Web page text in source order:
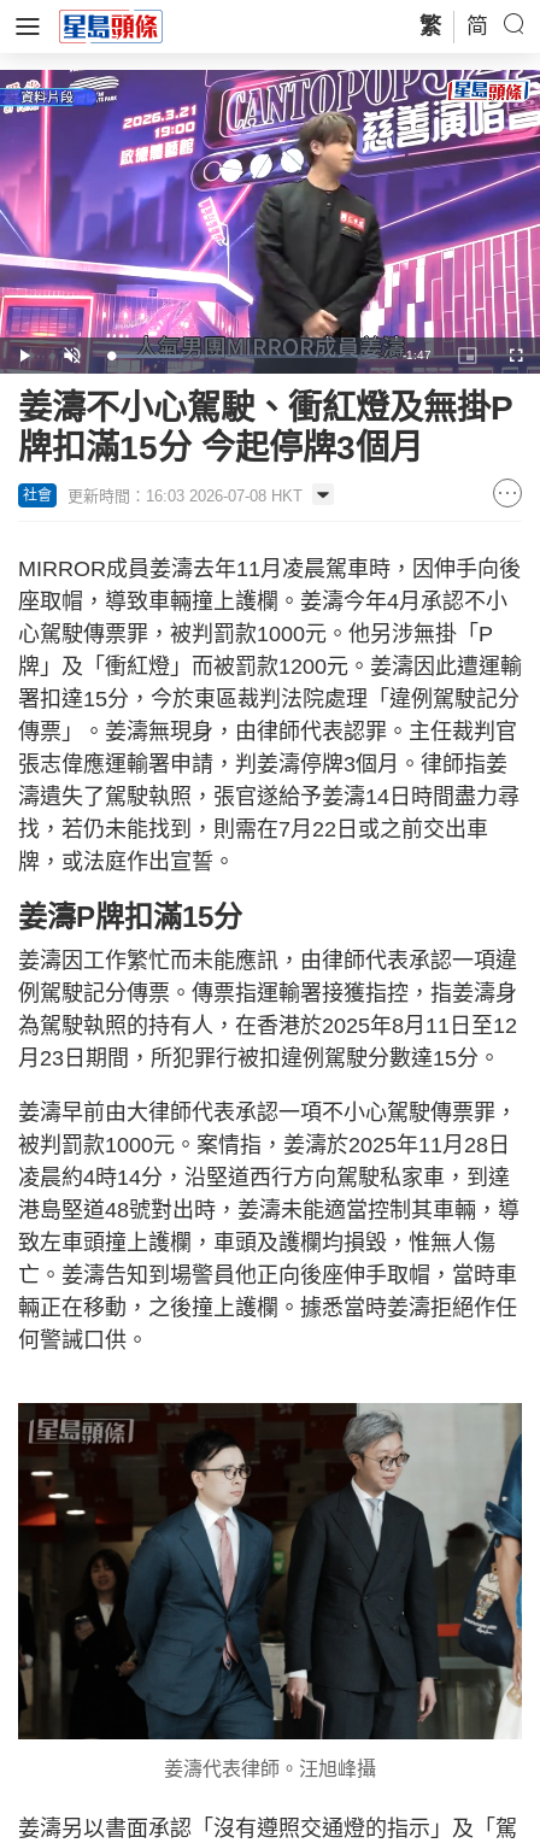
繁 简
Play Unmute Loaded:
27.59%
Remaining
Time
-1:47
Picture-
in-
姜濤不小心駕駛、衝紅燈及無掛P
牌扣滿15分 今起停牌3個月
社會 更新時間：16:03 2026-07-08 HKT
MIRROR成員姜濤去年11月凌晨駕車時，因伸手向後
座取帽，導致車輛撞上護欄。姜濤今年4月承認不小
心駕駛傳票罪，被判罰款1000元。他另涉無掛「P
牌」及「衝紅燈」而被罰款1200元。姜濤因此遭運輸
署扣達15分，今於東區裁判法院處理「違例駕駛記分
傳票」。姜濤無現身，由律師代表認罪。主任裁判官
張志偉應運輸署申請，判姜濤停牌3個月。律師指姜
濤遺失了駕駛執照，張官遂給予姜濤14日時間盡力尋
找，若仍未能找到，則需在7月22日或之前交出車
牌，或法庭作出宣誓。
姜濤P牌扣滿15分
姜濤因工作繁忙而未能應訊，由律師代表承認一項違
例駕駛記分傳票。傳票指運輸署接獲指控，指姜濤身
為駕駛執照的持有人，在香港於2025年8月11日至12
月23日期間，所犯罪行被扣違例駕駛分數達15分。
姜濤早前由大律師代表承認一項不小心駕駛傳票罪，
被判罰款1000元。案情指，姜濤於2025年11月28日
凌晨約4時14分，沿堅道西行方向駕駛私家車，到達
港島堅道48號對出時，姜濤未能適當控制其車輛，導
致左車頭撞上護欄，車頭及護欄均損毀，惟無人傷
亡。姜濤告知到場警員他正向後座伸手取帽，當時車
輛正在移動，之後撞上護欄。據悉當時姜濤拒絕作任
何警誡口供。
姜濤代表律師。汪旭峰攝
姜濤另以書面承認「沒有遵照交通燈的指示」及「駕